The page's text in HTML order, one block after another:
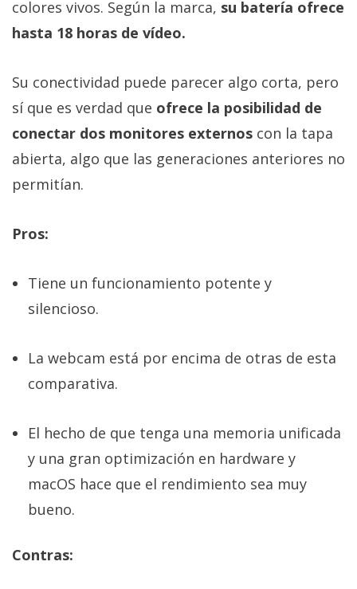
colores vivos. Según la marca, su batería ofrece
hasta 18 horas de vídeo.
Su conectividad puede parecer algo corta, pero
sí que es verdad que ofrece la posibilidad de
conectar dos monitores externos con la tapa
abierta, algo que las generaciones anteriores no
permitían.
Pros:
Tiene un funcionamiento potente y
silencioso.
La webcam está por encima de otras de esta
comparativa.
El hecho de que tenga una memoria unificada
y una gran optimización en hardware y
macOS hace que el rendimiento sea muy
bueno.
Contras: